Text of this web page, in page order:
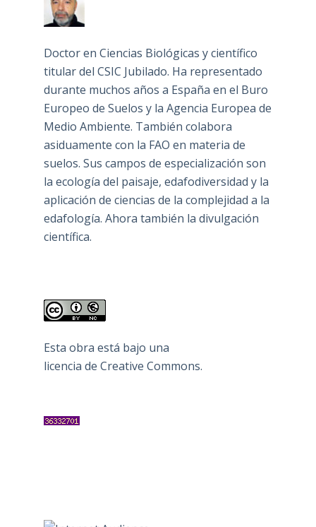
Doctor en Ciencias Biológicas y científico
titular del CSIC Jubilado. Ha representado
durante muchos años a España en el Buro
Europeo de Suelos y la Agencia Europea de
Medio Ambiente. También colabora
asiduamente con la FAO en materia de
suelos. Sus campos de especialización son
la ecología del paisaje, edafodiversidad y la
aplicación de ciencias de la complejidad a la
edafología. Ahora también la divulgación
científica.
Esta obra está bajo una
licencia de Creative Commons.